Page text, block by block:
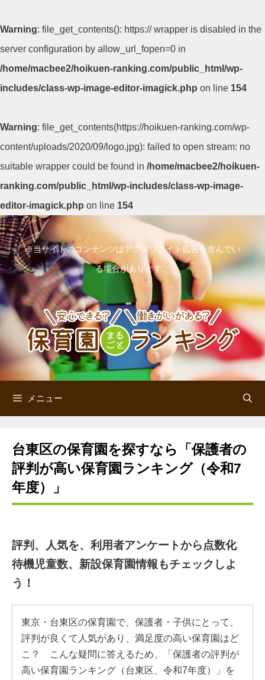
Warning: file_get_contents(): https:// wrapper is disabled in the
server configuration by allow_url_fopen=0 in
/home/macbee2/hoikuen-ranking.com/public_html/wp-
includes/class-wp-image-editor-imagick.php on line 154
Warning: file_get_contents(https://hoikuen-ranking.com/wp-
content/uploads/2020/09/logo.jpg): failed to open stream: no
suitable wrapper could be found in /home/macbee2/hoikuen-
ranking.com/public_html/wp-includes/class-wp-image-
editor-imagick.php on line 154
コ
ン
テ
ン
ツ
ス
ッ
※当サイトのコンテンツはアフィリエイト広告を含んでい
る場合があります。
メニュー
台東区の保育園を探すなら「保護者の
評判が高い保育園ランキング（令和7
年度）」
評判、人気を、利用者アンケートから点数化
待機児童数、新設保育園情報もチェックしよ
う！
東京・台東区の保育園で、保護者・子供にとって、
評判が良くて人気があり、満足度の高い保育園はど
こ？ こんな疑問に答えるため、「保護者の評判が
高い保育園ランキング（台東区、令和7年度）」を